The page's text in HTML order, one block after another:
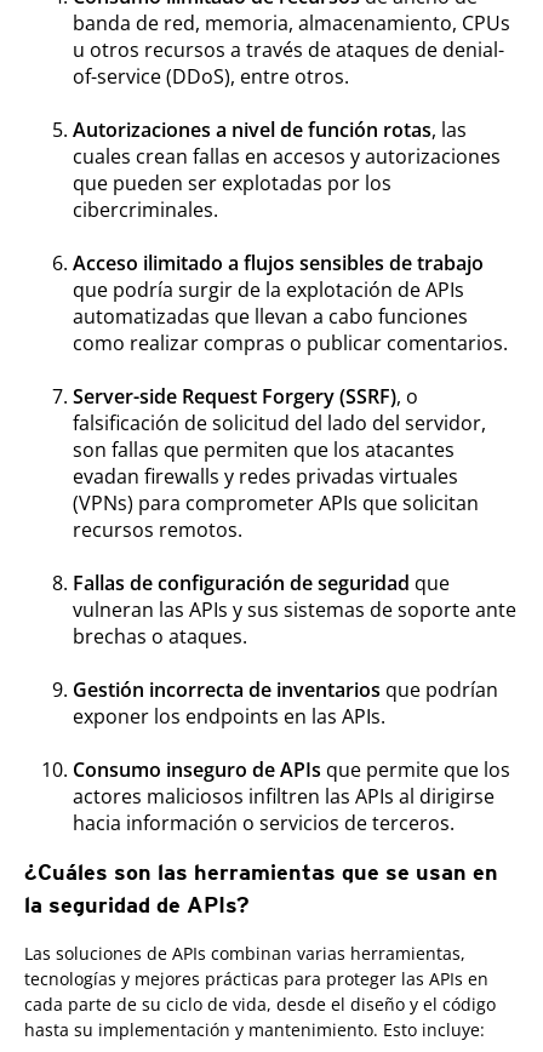
banda de red, memoria, almacenamiento, CPUs
u otros recursos a través de ataques de denial-
of-service (DDoS), entre otros.
Autorizaciones a nivel de función rotas, las
cuales crean fallas en accesos y autorizaciones
que pueden ser explotadas por los
cibercriminales.
Acceso ilimitado a flujos sensibles de trabajo
que podría surgir de la explotación de APIs
automatizadas que llevan a cabo funciones
como realizar compras o publicar comentarios.
Server-side Request Forgery (SSRF), o
falsificación de solicitud del lado del servidor,
son fallas que permiten que los atacantes
evadan firewalls y redes privadas virtuales
(VPNs) para comprometer APIs que solicitan
recursos remotos.
Fallas de configuración de seguridad que
vulneran las APIs y sus sistemas de soporte ante
brechas o ataques.
Gestión incorrecta de inventarios que podrían
exponer los endpoints en las APIs.
Consumo inseguro de APIs que permite que los
actores maliciosos infiltren las APIs al dirigirse
hacia información o servicios de terceros.
¿Cuáles son las herramientas que se usan en
la seguridad de APIs?
Las soluciones de APIs combinan varias herramientas,
tecnologías y mejores prácticas para proteger las APIs en
cada parte de su ciclo de vida, desde el diseño y el código
hasta su implementación y mantenimiento. Esto incluye: